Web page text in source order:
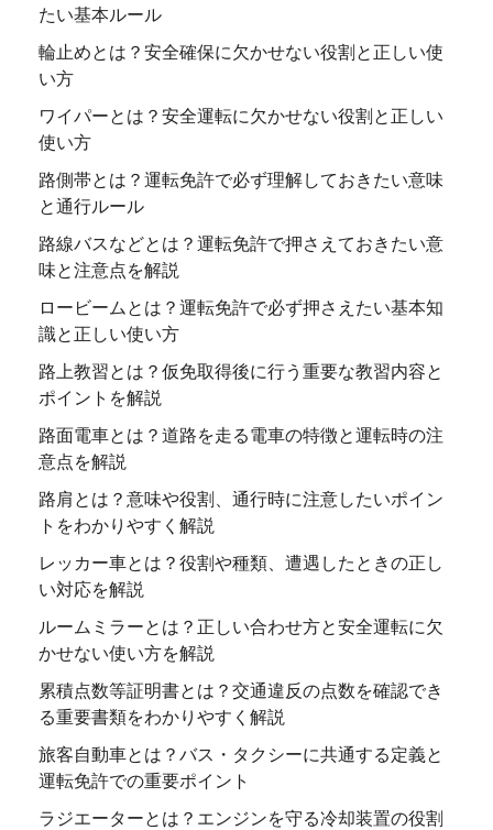
たい基本ルール
輪止めとは？安全確保に欠かせない役割と正しい使
い方
ワイパーとは？安全運転に欠かせない役割と正しい
使い方
路側帯とは？運転免許で必ず理解しておきたい意味
と通行ルール
路線バスなどとは？運転免許で押さえておきたい意
味と注意点を解説
ロービームとは？運転免許で必ず押さえたい基本知
識と正しい使い方
路上教習とは？仮免取得後に行う重要な教習内容と
ポイントを解説
路面電車とは？道路を走る電車の特徴と運転時の注
意点を解説
路肩とは？意味や役割、通行時に注意したいポイン
トをわかりやすく解説
レッカー車とは？役割や種類、遭遇したときの正し
い対応を解説
ルームミラーとは？正しい合わせ方と安全運転に欠
かせない使い方を解説
累積点数等証明書とは？交通違反の点数を確認でき
る重要書類をわかりやすく解説
旅客自動車とは？バス・タクシーに共通する定義と
運転免許での重要ポイント
ラジエーターとは？エンジンを守る冷却装置の役割